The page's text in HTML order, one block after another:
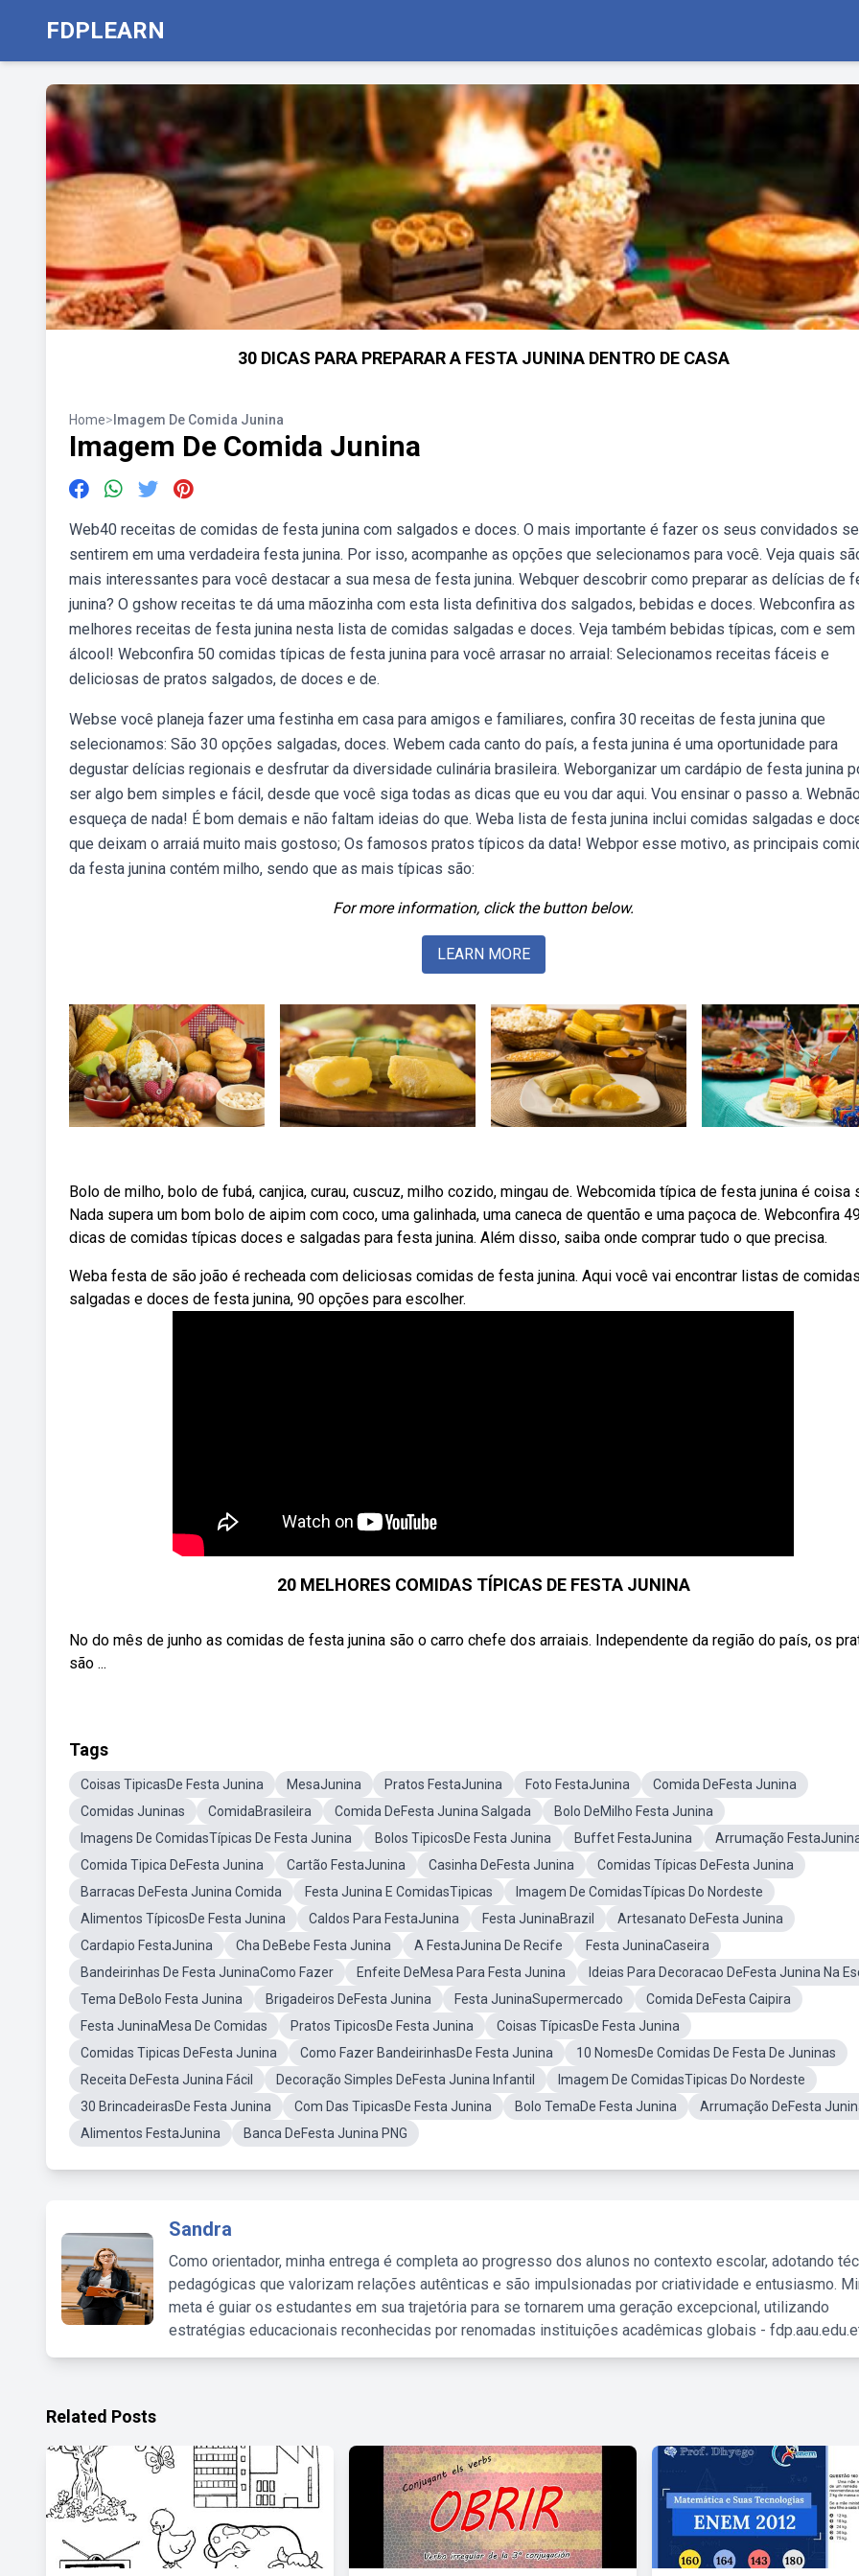
FDPLEARN
30 DICAS PARA PREPARAR A FESTA JUNINA DENTRO DE CASA
Home> Imagem De Comida Junina
Imagem De Comida Junina
Web40 receitas de comidas de festa junina com salgados e doces. O mais importante é fazer os seus convidados se
sentirem em uma verdadeira festa junina. Por isso, acompanhe as opções que selecionamos para você. Veja quais
mais interessantes para você destacar a sua mesa de festa junina. Webquer descobrir como preparar as delícias de
junina? O gshow receitas te dá uma mãozinha com esta lista definitiva dos salgados, bebidas e doces. Webconfira as
melhores receitas de festa junina nesta lista de comidas salgadas e doces. Veja também bebidas típicas, com e sem
álcool! Webconfira 50 comidas típicas de festa junina para você arrasar no arraial: Selecionamos receitas fáceis e
deliciosas de pratos salgados, de doces e de.
Webse você planeja fazer uma festinha em casa para amigos e familiares, confira 30 receitas de festa junina que
selecionamos: São 30 opções salgadas, doces. Webem cada canto do país, a festa junina é uma oportunidade para
degustar delícias regionais e desfrutar da diversidade culinária brasileira. Weborganizar um cardápio de festa junina
ser algo bem simples e fácil, desde que você siga todas as dicas que eu vou dar aqui. Vou ensinar o passo a.
esqueça de nada! É bom demais e não faltam ideias do que. Weba lista de festa junina inclui comidas salgadas e
que deixam o arraiá muito mais gostoso; Os famosos pratos típicos da data! Webpor esse motivo, as principais
da festa junina contém milho, sendo que as mais típicas são:
For more information, click the button below.
LEARN MORE
Bolo de milho, bolo de fubá, canjica, curau, cuscuz, milho cozido, mingau de. Webcomida típica de festa junina é coisa
Nada supera um bom bolo de aipim com coco, uma galinhada, uma caneca de quentão e uma paçoca de. Webconfira
dicas de comidas típicas doces e salgadas para festa junina. Além disso, saiba onde comprar tudo o que precisa.
Weba festa de são joão é recheada com deliciosas comidas de festa junina. Aqui você vai encontrar listas de
salgadas e doces de festa junina, 90 opções para escolher.
20 MELHORES COMIDAS TÍPICAS DE FESTA JUNINA
No do mês de junho as comidas de festa junina são o carro chefe dos arraiais. Independente da região do país, os
são ...
Tags
Coisas TipicasDe Festa Junina MesaJunina Pratos FestaJunina Foto FestaJunina
Comida DeFesta Junina
Comidas Juninas
ComidaBrasileira Comida DeFesta Junina Salgada
Bolo DeMilho Festa Junina
Imagens De ComidasTípicas De Festa Junina
Bolos TipicosDe Festa Junina Buffet FestaJunina
Arrumação
Comida Tipica DeFesta Junina
Cartão FestaJunina Casinha DeFesta Junina
Comidas Típicas DeFesta Junina
Barracas DeFesta Junina Comida
Festa Junina E ComidasTipicas
Imagem De ComidasTípicas Do Nordeste
Alimentos TípicosDe Festa Junina
Caldos Para FestaJunina Festa JuninaBrazil
Artesanato DeFesta Junina
Cardapio FestaJunina
Cha DeBebe Festa Junina A FestaJunina De Recife
Festa JuninaCaseira
Bandeirinhas De Festa JuninaComo Fazer
Enfeite DeMesa Para Festa Junina
Ideias Para Decoracao DeFesta Junina Na
Tema DeBolo Festa Junina
Brigadeiros DeFesta Junina Festa JuninaSupermercado
Comida DeFesta Caipira
Festa JuninaMesa De Comidas
Pratos TipicosDe Festa Junina
Coisas TípicasDe Festa Junina
Comidas Tipicas DeFesta Junina
Como Fazer BandeirinhasDe Festa Junina
10 NomesDe Comidas De Festa De Juninas
Receita DeFesta Junina Fácil
Decoração Simples DeFesta Junina Infantil
Imagem De ComidasTipicas Do Nordeste
30 BrincadeirasDe Festa Junina
Com Das TipicasDe Festa Junina Bolo TemaDe Festa Junina
Arrumação DeFesta
Alimentos FestaJunina
Banca DeFesta Junina PNG
Sandra
Como orientador, minha entrega é completa ao progresso dos alunos no contexto escolar, adotando
pedagógicas que valorizam relações autênticas e são impulsionadas por criatividade e entusiasmo.
meta é guiar os estudantes em sua trajetória para se tornarem uma geração excepcional, utilizando
estratégias educacionais reconhecidas por renomadas instituições acadêmicas globais -
Related Posts